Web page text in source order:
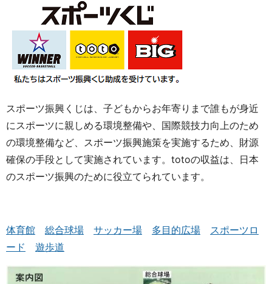
スポーツ振興くじは、子どもからお年寄りまで誰もが身近
にスポーツに親しめる環境整備や、国際競技力向上のため
の環境整備など、スポーツ振興施策を実施するため、財源
確保の手段として実施されています。totoの収益は、日本
のスポーツ振興のために役立てられています。
体育館 総合球場 サッカー場 多目的広場
スポーツロ
ード
遊歩道